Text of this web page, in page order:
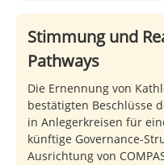
Stimmung und
Pathways
Die Ernennung von
bestätigten Beschlüsse
in Anlegerkreisen für
künftige Governance-
Ausrichtung von